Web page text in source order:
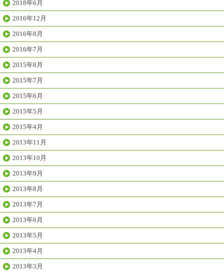
2018年6月
2016年12月
2016年8月
2016年7月
2015年8月
2015年7月
2015年6月
2015年5月
2015年4月
2013年11月
2013年10月
2013年9月
2013年8月
2013年7月
2013年6月
2013年5月
2013年4月
2013年3月